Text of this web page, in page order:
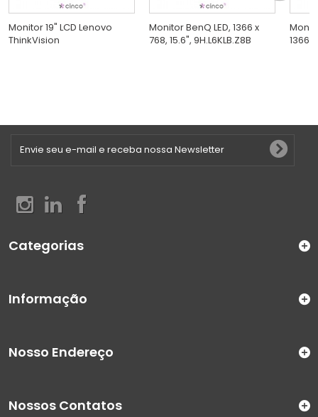
Monitor 19" LCD Lenovo
ThinkVision
Monitor BenQ LED, 1366 x
768, 15.6", 9H.L6KLB.Z8B
Categorias
Informação
Nosso Endereço
Nossos Contatos